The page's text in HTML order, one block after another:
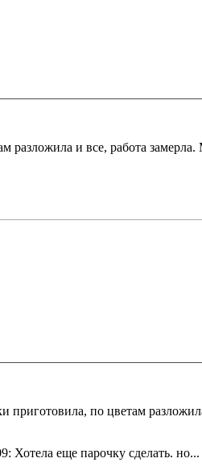
разложила и все, работа
приготовила, по цветам
Хотела еще парочку сделать.